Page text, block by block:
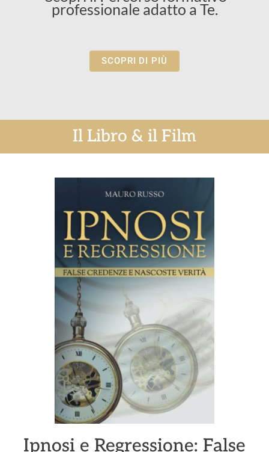
professionale adatto a Te.
SCOPRI DI PIÙ
Il Libro & il Film
Ipnosi e Regressione: False